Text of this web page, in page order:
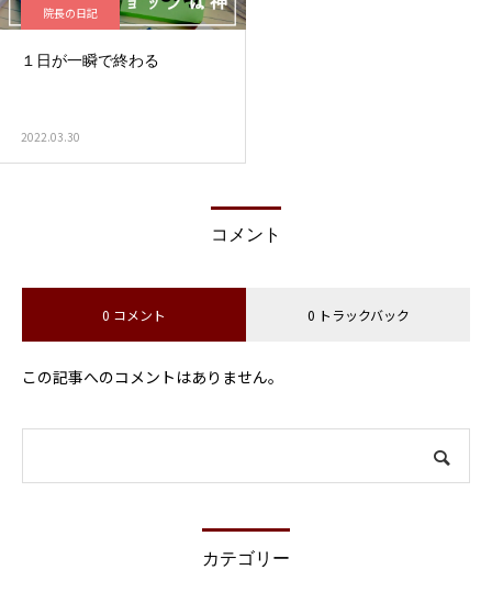
院長の日記
１日が一瞬で終わる
2022.03.30
コメント
0 コメント 0 トラックバック
この記事へのコメントはありません。
カテゴリー